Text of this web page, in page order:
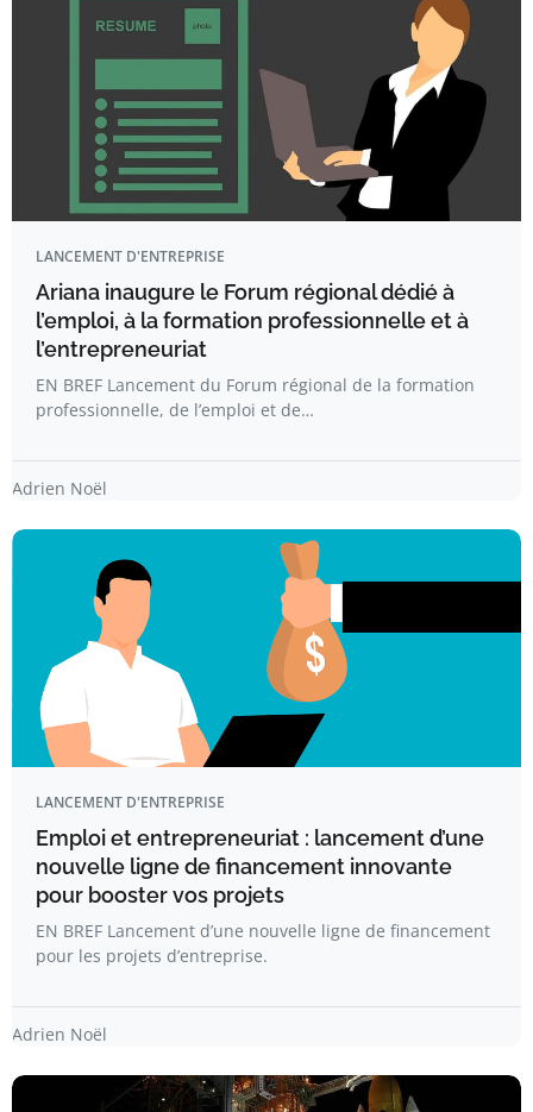
LANCEMENT D'ENTREPRISE
Ariana inaugure le Forum régional dédié à
l’emploi, à la formation professionnelle et à
l’entrepreneuriat
EN BREF Lancement du Forum régional de la formation
professionnelle, de l’emploi et de…
Adrien Noël
LANCEMENT D'ENTREPRISE
Emploi et entrepreneuriat : lancement d’une
nouvelle ligne de financement innovante
pour booster vos projets
EN BREF Lancement d’une nouvelle ligne de financement
pour les projets d’entreprise.
Adrien Noël